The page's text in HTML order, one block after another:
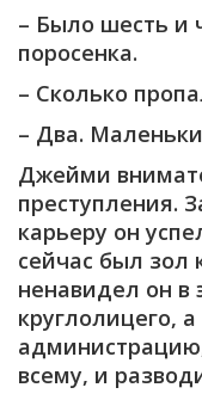
– Было шесть и
поросенка.
– Сколько
– Два.
Джейми
преступления.
карьеру он
сейчас был зол
ненавидел он в
круглолицего,
всему, и